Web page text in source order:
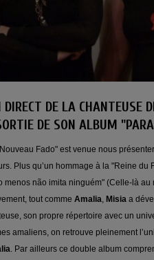
DIRECT DE LA CHANTEUSE
DE SON ALBUM
Fado" est venue nous
Plus qu’un hommage à la "Reine du
menos não imita ninguém" (Celle-là au
tout comme Amalia, Misia a
son propre répertoire avec un
amaliens, on retrouve pleinement
. Par ailleurs ce double album